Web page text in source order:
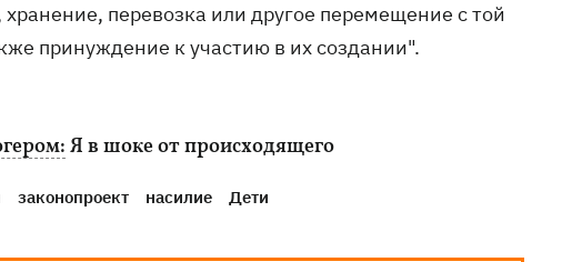
перевозка или другое перемещение с той
принуждение к участию в их создании".
Я в шоке от происходящего
законопроект насилие Дети